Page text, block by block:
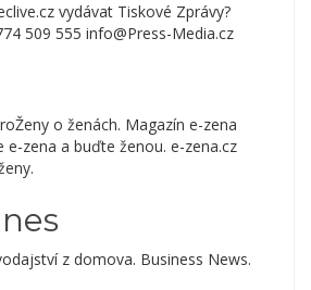
vydávat Tiskové Zprávy?
509 555 info@Press-Media.cz
o ženách. Magazín e-zena
e-zena a buďte ženou. e-zena.cz
z domova. Business News.